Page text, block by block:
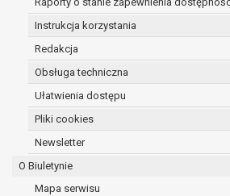
Instrukcja korzystania
Redakcja
Obsługa techniczna
Ułatwienia dostępu
Pliki cookies
Newsletter
O Biuletynie
Mapa serwisu
której dane dotyczą,
ustalenia, obrony lub
osoba, której dane
sprzeciw wobec
danych - do czasu
stronie
podstawie art. 20 RODO, w